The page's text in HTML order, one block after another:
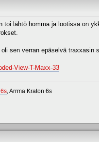
lähtö homma ja lootissa on
sen verran epäselvä
View-T-Maxx-33
, Arrma Kraton 6s